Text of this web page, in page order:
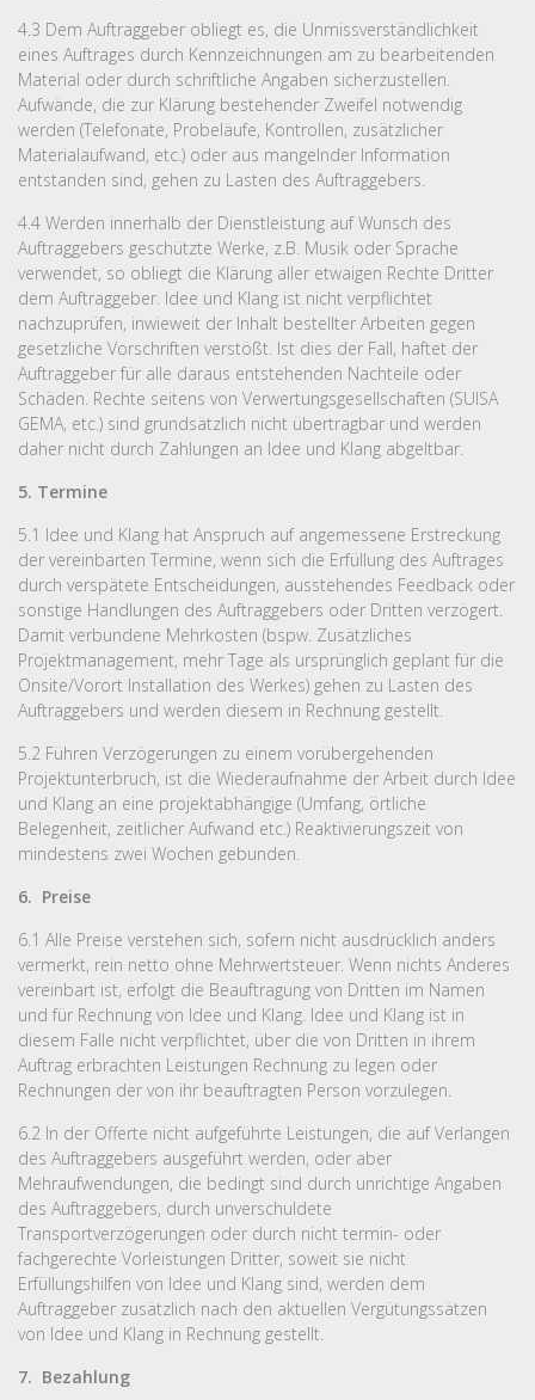
4.3 Dem Auftraggeber obliegt es, die Unmissverständlichkeit
eines Auftrages durch Kennzeichnungen am zu bearbeitenden
Material oder durch schriftliche Angaben sicherzustellen.
Aufwände, die zur Klärung bestehender Zweifel notwendig
werden (Telefonate, Probeläufe, Kontrollen, zusätzlicher
Materialaufwand, etc.) oder aus mangelnder Information
entstanden sind, gehen zu Lasten des Auftraggebers.
4.4 Werden innerhalb der Dienstleistung auf Wunsch des
Auftraggebers geschützte Werke, z.B. Musik oder Sprache
verwendet, so obliegt die Klärung aller etwaigen Rechte Dritter
dem Auftraggeber. Idee und Klang ist nicht verpflichtet
nachzuprüfen, inwieweit der Inhalt bestellter Arbeiten gegen
gesetzliche Vorschriften verstößt. Ist dies der Fall, haftet der
Auftraggeber für alle daraus entstehenden Nachteile oder
Schäden. Rechte seitens von Verwertungsgesellschaften (SUISA
GEMA, etc.) sind grundsätzlich nicht übertragbar und werden
daher nicht durch Zahlungen an Idee und Klang abgeltbar.
5. Termine
5.1 Idee und Klang hat Anspruch auf angemessene Erstreckung
der vereinbarten Termine, wenn sich die Erfüllung des Auftrages
durch verspätete Entscheidungen, ausstehendes Feedback oder
sonstige Handlungen des Auftraggebers oder Dritten verzögert.
Damit verbundene Mehrkosten (bspw. Zusätzliches
Projektmanagement, mehr Tage als ursprünglich geplant für die
Onsite/Vorort Installation des Werkes) gehen zu Lasten des
Auftraggebers und werden diesem in Rechnung gestellt.
5.2 Führen Verzögerungen zu einem vorübergehenden
Projektunterbruch, ist die Wiederaufnahme der Arbeit durch Idee
und Klang an eine projektabhängige (Umfang, örtliche
Belegenheit, zeitlicher Aufwand etc.) Reaktivierungszeit von
mindestens zwei Wochen gebunden.
6. Preise
6.1 Alle Preise verstehen sich, sofern nicht ausdrücklich anders
vermerkt, rein netto ohne Mehrwertsteuer. Wenn nichts Anderes
vereinbart ist, erfolgt die Beauftragung von Dritten im Namen
und für Rechnung von Idee und Klang. Idee und Klang ist in
diesem Falle nicht verpflichtet, über die von Dritten in ihrem
Auftrag erbrachten Leistungen Rechnung zu legen oder
Rechnungen der von ihr beauftragten Person vorzulegen.
6.2 In der Offerte nicht aufgeführte Leistungen, die auf Verlangen
des Auftraggebers ausgeführt werden, oder aber
Mehraufwendungen, die bedingt sind durch unrichtige Angaben
des Auftraggebers, durch unverschuldete
Transportverzögerungen oder durch nicht termin- oder
fachgerechte Vorleistungen Dritter, soweit sie nicht
Erfüllungshilfen von Idee und Klang sind, werden dem
Auftraggeber zusätzlich nach den aktuellen Vergütungssätzen
von Idee und Klang in Rechnung gestellt.
7. Bezahlung